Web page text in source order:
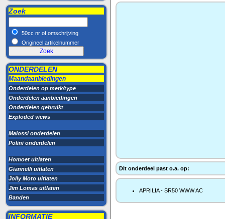
Zoek
50cc nr of omschrijving
Origineel artikelnummer
ONDERDELEN
Maandaanbiedingen
Onderdelen op merk/type
Onderdelen aanbiedingen
Onderdelen gebruikt
Exploded views
Malossi onderdelen
Polini onderdelen
Homoet uitlaten
Giannelli uitlaten
Jolly Moto uitlaten
Jim Lomas uitlaten
Banden
INFORMATIE
Dit onderdeel past o.a. op:
APRILIA - SR50 WWW AC